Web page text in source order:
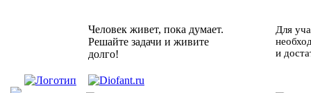
Человек живет, пока думает.
Решайте задачи и живите
долго!
Для
и